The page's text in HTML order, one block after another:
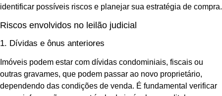
identificar possíveis riscos e planejar sua estratégia de compra.
Riscos envolvidos no leilão judicial
1. Dívidas e ônus anteriores
Imóveis podem estar com dívidas condominiais, fiscais ou
outras gravames, que podem passar ao novo proprietário,
dependendo das condições de venda. É fundamental verificar